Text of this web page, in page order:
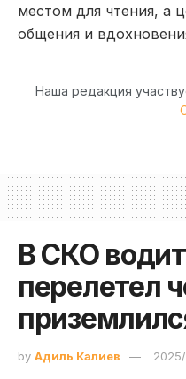
местом для чтения, а
общения и
Наша редакция
В СКО
перелетел
by Адиль Калиев 2025/